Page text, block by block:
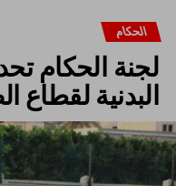
الحكام
لجنة الحكام
البدنية لقطاع